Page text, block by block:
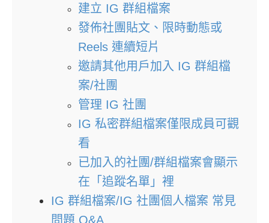
建立 IG 群組檔案
發佈社團貼文、限時動態或
Reels 連續短片
邀請其他用戶加入 IG 群組檔
案/社團
管理 IG 社團
IG 私密群組檔案僅限成員可觀
看
已加入的社團/群組檔案會顯示
在「追蹤名單」裡
IG 群組檔案/IG 社團個人檔案 常見
問題 Q&A